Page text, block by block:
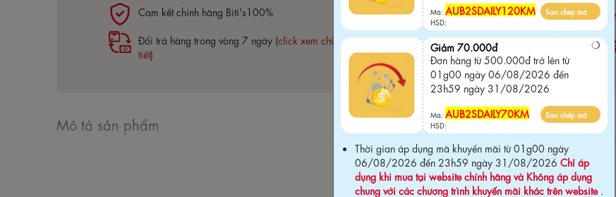
Cam kết chính hãng Biti's100% Bảo hành 03 tháng (click xem chi tiết )
Đổi trả hàng trong vòng 7 ngày (click xem chi
tiết)
Free ship đơn hàng 1.5 Triệu
Mô tả sản phẩm
Mã: AUB2SDAILY120KM
HSD:
Sao chép mã
Giảm 70.000đ
Đơn hàng từ 500.000đ trở lên từ
01g00 ngày 06/08/2026 đến
23h59 ngày 31/08/2026
Mã: AUB2SDAILY70KM
HSD:
Sao chép mã
Thời gian áp dụng mã khuyến mãi từ 01g00 ngày
06/08/2026 đến 23h59 ngày 31/08/2026 Chỉ áp
dụng khi mua tại website chính hãng và Không áp dụng
chung với các chương trình khuyến mãi khác trên website